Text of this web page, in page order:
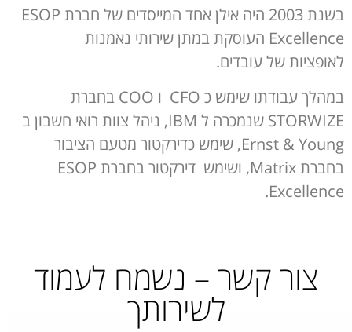
בשנת 2003 היה אילן אחד המייסדים של חברת ESOP
Excellence העוסקת במתן שירותי נאמנות
לאופציות של עובדים.
במהלך עבודתו שימש כ CFO ו COO בחברת
STORWIZE שנמכרה ל IBM, ניהל צוות רואי חשבון ב
Ernst & Young, שימש כדירקטור מטעם הציבור
בחברת Matrix, ושימש דירקטור בחברת ESOP
Excellence.
צור קשר – נשמח לעמוד
לשירותך